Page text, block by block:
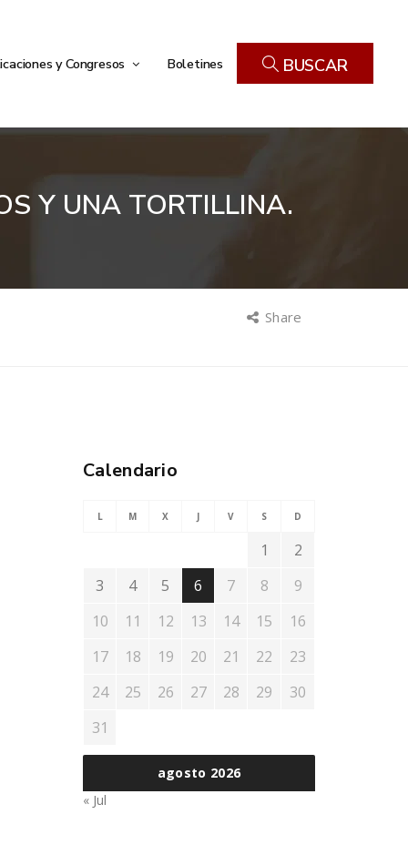
y Congresos Boletines BUSCAR
Y UNA TORTILLINA.
Share
Calendario
agosto 2026
L M X J V S D
1
2
3
4 5 6 7 8
9
10
11 12 13 14 15
16
17
18 19 20 21 22
23
24
25 26 27 28 29
30
31
« Jul